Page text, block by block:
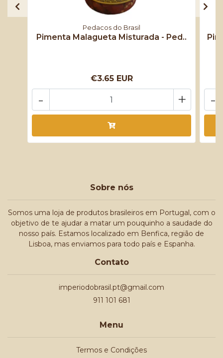
Pedacos do Brasil
Pimenta Malagueta Misturada - Ped..
€3.65 EUR
+
- -
Sobre nós
Somos uma loja de produtos brasileiros em Portugal, com o
objetivo de te ajudar a matar um pouquinho a saudade do
nosso país. Estamos localizado em Benfica, região de
Lisboa, mas enviamos para todo país e Espanha.
Contato
imperiodobrasil.pt@gmail.com
911 101 681
Menu
Termos e Condições